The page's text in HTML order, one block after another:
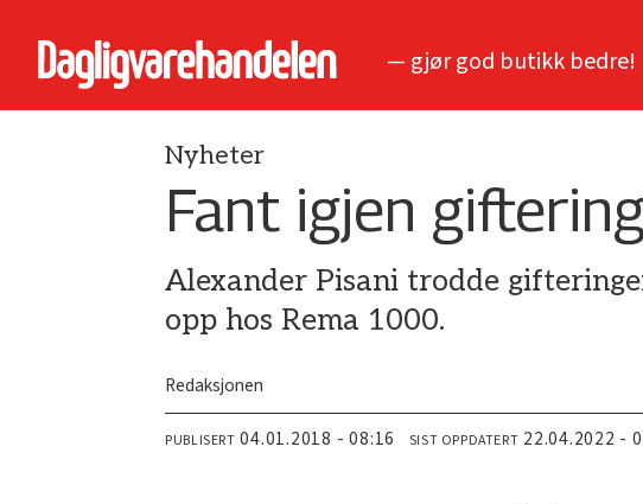
— gjør god butikk bedre!
Nyheter
Fant igjen
Alexander Pisani trodde
opp hos Rema 1000.
Redaksjonen
PUBLISERT 04.01.2018 - 08:16 SIST OPPDATERT 22.04.2022 -